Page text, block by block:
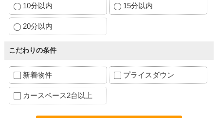
10分以内 15分以内
20分以内
こだわりの条件
新着物件 プライスダウン
カースペース2台以上